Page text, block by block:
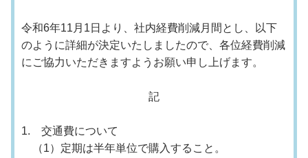
令和6年11月1日より、社内経費削減月間とし、以下
のように詳細が決定いたしましたので、各位経費削減
にご協力いただきますようお願い申し上げます。
記
1. 交通費について
（1）定期は半年単位で購入すること。